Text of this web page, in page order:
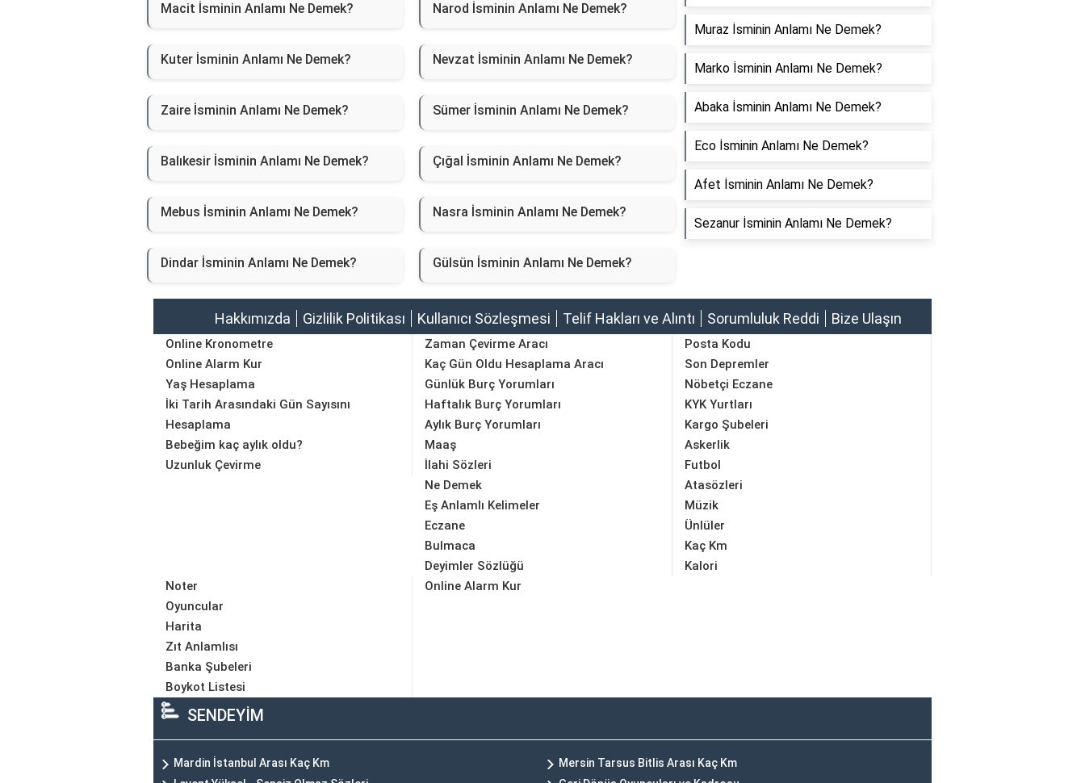
Macit İsminin Anlamı Ne Demek? Narod İsminin Anlamı Ne Demek?
Kuter İsminin Anlamı Ne Demek? Nevzat İsminin Anlamı Ne Demek?
Zaire İsminin Anlamı Ne Demek? Sümer İsminin Anlamı Ne Demek?
Balıkesir İsminin Anlamı Ne Demek? Çığal İsminin Anlamı Ne Demek?
Mebus İsminin Anlamı Ne Demek? Nasra İsminin Anlamı Ne Demek?
Dindar İsminin Anlamı Ne Demek? Gülsün İsminin Anlamı Ne Demek?
Muraz İsminin Anlamı Ne Demek?
Marko İsminin Anlamı Ne Demek?
Abaka İsminin Anlamı Ne Demek?
Eco İsminin Anlamı Ne Demek?
Afet İsminin Anlamı Ne Demek?
Sezanur İsminin Anlamı Ne Demek?
Hakkımızda Gizlilik Politikası Kullanıcı Sözleşmesi Telif Hakları ve Alıntı Sorumluluk Reddi Bize Ulaşın
Online Kronometre
Online Alarm Kur
Yaş Hesaplama
İki Tarih Arasındaki Gün Sayısını
Hesaplama
Bebeğim kaç aylık oldu?
Uzunluk Çevirme
Zaman Çevirme Aracı
Kaç Gün Oldu Hesaplama Aracı
Günlük Burç Yorumları
Haftalık Burç Yorumları
Aylık Burç Yorumları
Maaş
Posta Kodu
Son Depremler
Nöbetçi Eczane
KYK Yurtları
Kargo Şubeleri
Askerlik
İlahi Sözleri
Ne Demek
Eş Anlamlı Kelimeler
Eczane
Bulmaca
Deyimler Sözlüğü
Futbol
Atasözleri
Müzik
Ünlüler
Kaç Km
Kalori
Noter
Oyuncular
Harita
Zıt Anlamlısı
Banka Şubeleri
Boykot Listesi
Online Alarm Kur
SENDEYİM
Mardin İstanbul Arası Kaç Km
Mersin Tarsus Bitlis Arası Kaç Km